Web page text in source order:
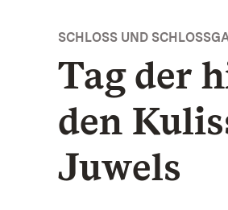
SCHLOSS UND
Tag der
den
Juwels